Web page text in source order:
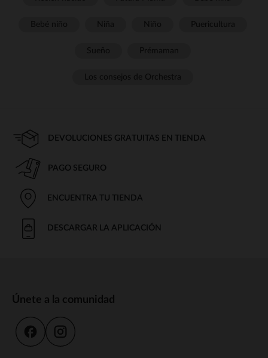
DEVOLUCIONES GRATUITAS EN TIENDA
PAGO SEGURO
ENCUENTRA TU TIENDA
DESCARGAR LA APLICACIÓN
Únete a la comunidad